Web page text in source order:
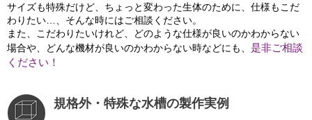
サイズも特殊だけど、ちょっと変わった生体のために、仕様もこだ
わりたい…、そんな時にはご相談ください。
また、こだわりたいけれど、どのような仕様が良いのかわからない
場合や、どんな機材が良いのかわからない時などにも、 是非ご相談
ください！
規格外・特殊な水槽の製作実例